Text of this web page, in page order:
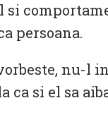
si
persoana.
nu-l
ca si el sa